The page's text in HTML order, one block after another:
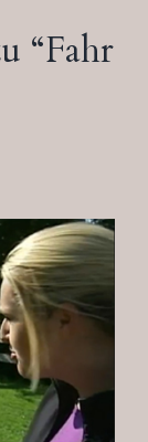
“Fahr